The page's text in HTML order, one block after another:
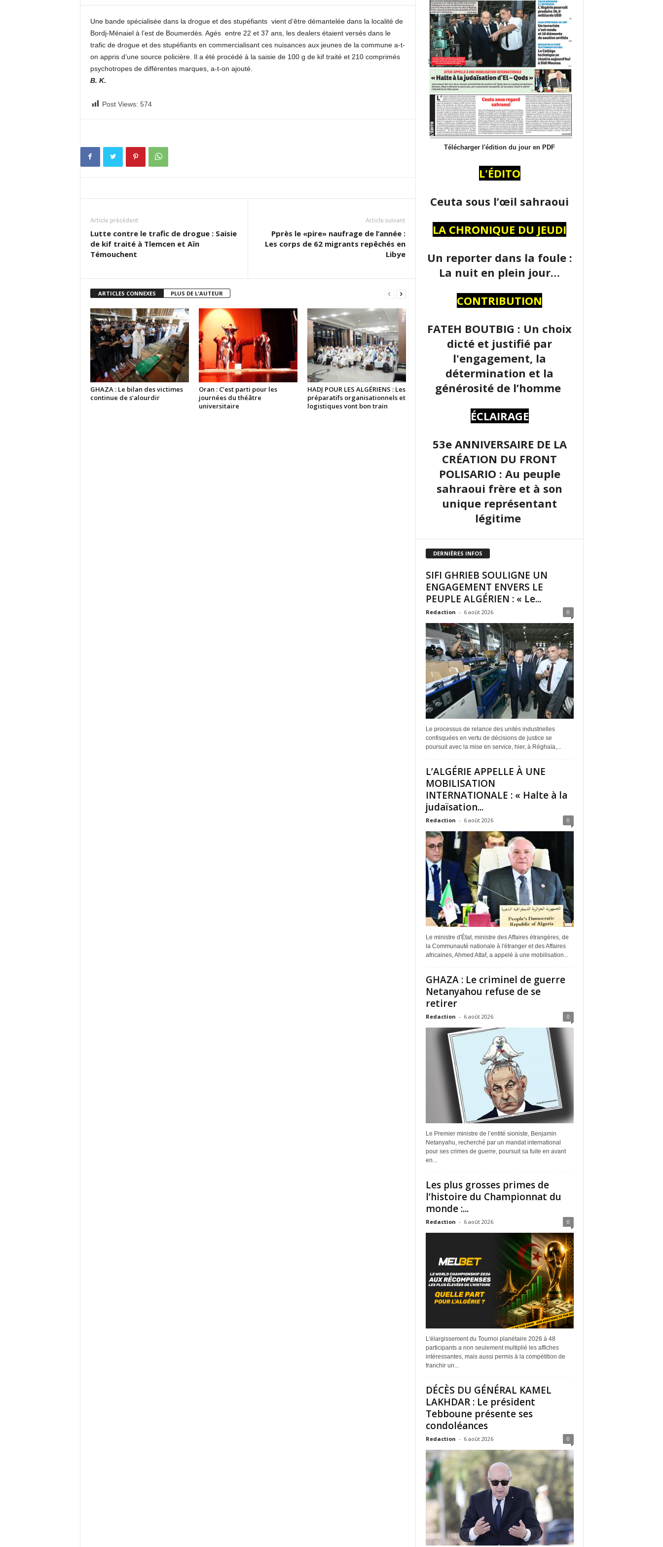
Une bande spécialisée dans la drogue et des stupéfiants vient d’être démantelée dans la localité de
Bordj-Ménaiel à l’est de Boumerdès. Agés entre 22 et 37 ans, les dealers étaient versés dans le
trafic de drogue et des stupéfiants en commercialisant ces nuisances aux jeunes de la commune a-t-
on appris d’une source policière. Il a été procédé à la saisie de 100 g de kif traité et 210 comprimés
psychotropes de différentes marques, a-t-on ajouté.
B. K.
Post Views: 574
Article précédent
Lutte contre le trafic de drogue : Saisie
de kif traité à Tlemcen et Aïn
Témouchent
Article suivant
Pprès le «pire» naufrage de l’année :
Les corps de 62 migrants repêchés en
Libye
ARTICLES CONNEXES PLUS DE L'AUTEUR
GHAZA : Le bilan des victimes
continue de s’alourdir
Oran : C’est parti pour les
journées du théâtre
universitaire
HADJ POUR LES ALGÉRIENS : Les
préparatifs organisationnels et
logistiques vont bon train
Télécharger l'édition du jour en PDF
L'ÉDITO
Ceuta sous l’œil sahraoui
LA CHRONIQUE DU JEUDI
Un reporter dans la foule :
La nuit en plein jour…
CONTRIBUTION
FATEH BOUTBIG : Un choix
dicté et justifié par
l'engagement, la
détermination et la
générosité de l’homme
ÉCLAIRAGE
53e ANNIVERSAIRE DE LA
CRÉATION DU FRONT
POLISARIO : Au peuple
sahraoui frère et à son
unique représentant
légitime
DERNIÈRES INFOS
SIFI GHRIEB SOULIGNE UN
ENGAGEMENT ENVERS LE
PEUPLE ALGÉRIEN : « Le...
Redaction - 6 août 2026 0
Le processus de relance des unités industrielles
confisquées en vertu de décisions de justice se
poursuit avec la mise en service, hier, à Réghaïa,...
L’ALGÉRIE APPELLE À UNE
MOBILISATION
INTERNATIONALE : « Halte à la
judaïsation...
Redaction - 6 août 2026 0
Le ministre d'État, ministre des Affaires étrangères, de
la Communauté nationale à l'étranger et des Affaires
africaines, Ahmed Attaf, a appelé à une mobilisation...
GHAZA : Le criminel de guerre
Netanyahou refuse de se
retirer
Redaction - 6 août 2026 0
Le Premier ministre de l’entité sioniste, Benjamin
Netanyahu, recherché par un mandat international
pour ses crimes de guerre, poursuit sa fuite en avant
en...
Les plus grosses primes de
l’histoire du Championnat du
monde :...
Redaction - 6 août 2026 0
L'élargissement du Tournoi planétaire 2026 à 48
participants a non seulement multiplié les affiches
intéressantes, mais aussi permis à la compétition de
franchir un...
DÉCÈS DU GÉNÉRAL KAMEL
LAKHDAR : Le président
Tebboune présente ses
condoléances
Redaction - 6 août 2026 0